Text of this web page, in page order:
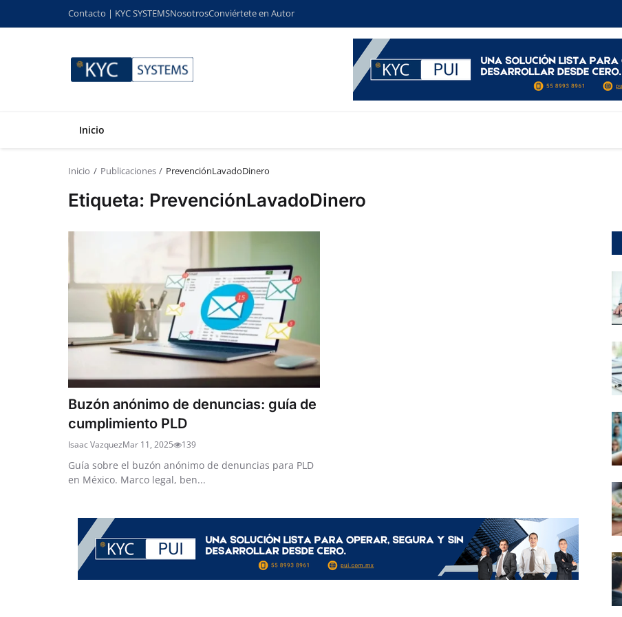
Contacto | KYC SYSTEMSNosotrosConviértete en Autor
Inicio
Inicio Publicaciones PrevenciónLavadoDinero
Etiqueta: PrevenciónLavadoDinero
Buzón anónimo de denuncias: guía de
cumplimiento PLD
Isaac VazquezMar 11, 2025 139
Guía sobre el buzón anónimo de denuncias para PLD
en México. Marco legal, ben...